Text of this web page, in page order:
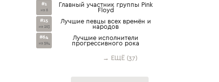
#1
из 6
Главный участник группы Pink
Floyd
#15
из 263
Лучшие певцы всех времён и
народов
#64
из 594
Лучшие исполнители
прогрессивного рока
→ ЕЩЁ (37)